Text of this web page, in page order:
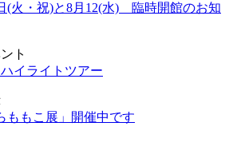
(火・祝)と8月12(水) 臨時開館のお知
ト
イライトツアー
ももこ展」開催中です